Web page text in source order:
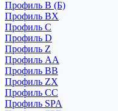
Профиль B (Б)
Профиль BX
Профиль C
Профиль D
Профиль Z
Профиль АА
Профиль BB
Профиль ZX
Профиль CC
Профиль SPA